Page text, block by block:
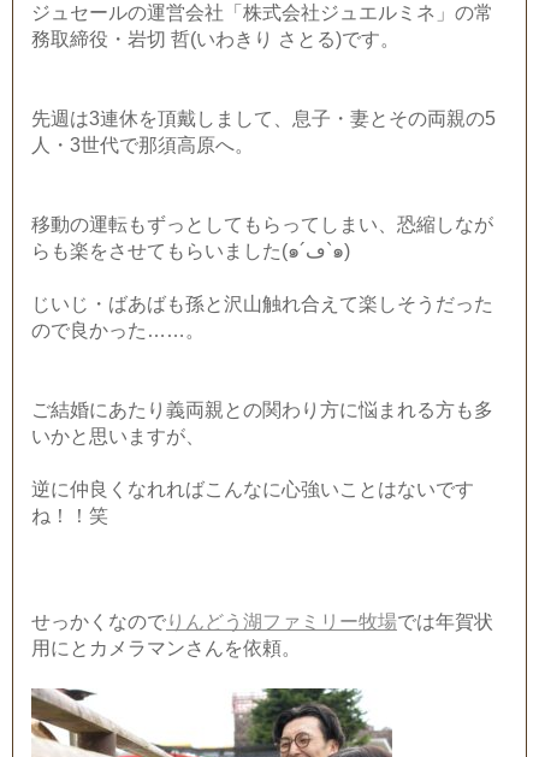
ジュセールの運営会社「株式会社ジュエルミネ」の常
務取締役・岩切 哲(いわきり さとる)です。
先週は3連休を頂戴しまして、息子・妻とその両親の5
人・3世代で那須高原へ。
移動の運転もずっとしてもらってしまい、恐縮しなが
らも楽をさせてもらいました(๑´ڡ`๑)
じいじ・ばあばも孫と沢山触れ合えて楽しそうだった
ので良かった……。
ご結婚にあたり義両親との関わり方に悩まれる方も多
いかと思いますが、
逆に仲良くなれればこんなに心強いことはないです
ね！！笑
せっかくなのでりんどう湖ファミリー牧場では年賀状
用にとカメラマンさんを依頼。